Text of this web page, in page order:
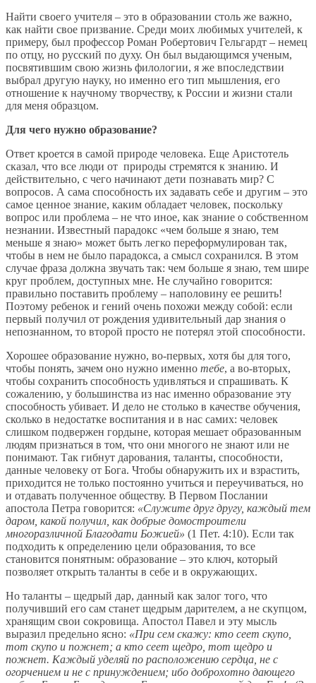
Найти своего учителя – это в образовании столь же важно,
как найти свое призвание. Среди моих любимых учителей, к
примеру, был профессор Роман Робертович Гельгардт – немец
по отцу, но русский по духу. Он был выдающимся ученым,
посвятившим свою жизнь филологии, я же впоследствии
выбрал другую науку, но именно его тип мышления, его
отношение к научному творчеству, к России и жизни стали
для меня образцом.
Для чего нужно образование?
Ответ кроется в самой природе человека. Еще Аристотель
сказал, что все люди от природы стремятся к знанию. И
действительно, с чего начинают дети познавать мир? С
вопросов. А сама способность их задавать себе и другим – это
самое ценное знание, каким обладает человек, поскольку
вопрос или проблема – не что иное, как знание о собственном
незнании. Известный парадокс «чем больше я знаю, тем
меньше я знаю» может быть легко переформулирован так,
чтобы в нем не было парадокса, а смысл сохранился. В этом
случае фраза должна звучать так: чем больше я знаю, тем шире
круг проблем, доступных мне. Не случайно говорится:
правильно поставить проблему – наполовину ее решить!
Поэтому ребенок и гений очень похожи между собой: если
первый получил от рождения удивительный дар знания о
непознанном, то второй просто не потерял этой способности.
Хорошее образование нужно, во-первых, хотя бы для того,
чтобы понять, зачем оно нужно именно тебе, а во-вторых,
чтобы сохранить способность удивляться и спрашивать. К
сожалению, у большинства из нас именно образование эту
способность убивает. И дело не столько в качестве обучения,
сколько в недостатке воспитания и в нас самих: человек
слишком подвержен гордыне, которая мешает образованным
людям признаться в том, что они многого не знают или не
понимают. Так гибнут дарования, таланты, способности,
данные человеку от Бога. Чтобы обнаружить их и взрастить,
приходится не только постоянно учиться и переучиваться, но
и отдавать полученное обществу. В Первом Послании
апостола Петра говорится: «Служите друг другу, каждый тем
даром, какой получил, как добрые домостроители
многоразличной Благодати Божией» (1 Пет. 4:10). Если так
подходить к определению цели образования, то все
становится понятным: образование – это ключ, который
позволяет открыть таланты в себе и в окружающих.
Но таланты – щедрый дар, данный как залог того, что
получивший его сам станет щедрым дарителем, а не скупцом,
хранящим свои сокровища. Апостол Павел и эту мысль
выразил предельно ясно: «При сем скажу: кто сеет скупо,
тот скупо и пожнет; а кто сеет щедро, тот щедро и
пожнет. Каждый уделяй по расположению сердца, не с
огорчением и не с принуждением; ибо доброхотно дающего